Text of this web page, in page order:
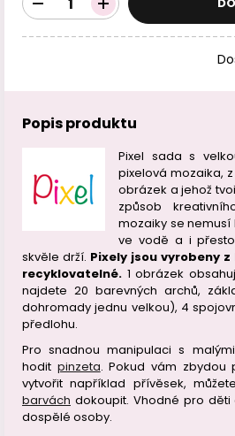
Popis produktu
Pixel sada s
pixelová mozaika,
obrázek a jehož
způsob
mozaiky se nemusí
ve vodě a i
skvěle drží. Pixely jsou vyrobeny
recyklovatelné. 1 obrázek
najdete 20 barevných archů,
dohromady jednu velkou), 4
předlohu.
Pro snadnou manipulaci s
hodit pinzeta. Pokud vám zbydou
vytvořit například přívěsek,
barvách dokoupit. Vhodné pro
dospělé osoby.